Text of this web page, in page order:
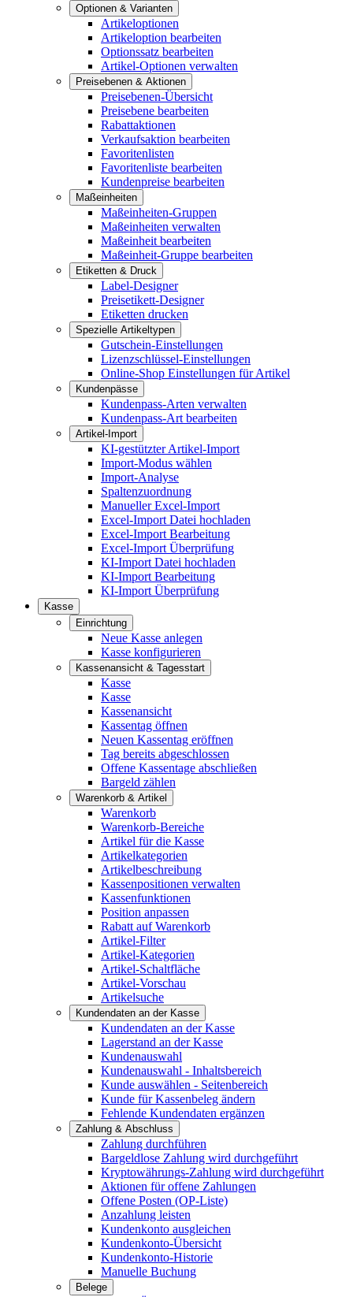
Optionen & Varianten
Artikeloptionen
Artikeloption bearbeiten
Optionssatz bearbeiten
Artikel-Optionen verwalten
Preisebenen & Aktionen
Preisebenen-Übersicht
Preisebene bearbeiten
Rabattaktionen
Verkaufsaktion bearbeiten
Favoritenlisten
Favoritenliste bearbeiten
Kundenpreise bearbeiten
Maßeinheiten
Maßeinheiten-Gruppen
Maßeinheiten verwalten
Maßeinheit bearbeiten
Maßeinheit-Gruppe bearbeiten
Etiketten & Druck
Label-Designer
Preisetikett-Designer
Etiketten drucken
Spezielle Artikeltypen
Gutschein-Einstellungen
Lizenzschlüssel-Einstellungen
Online-Shop Einstellungen für Artikel
Kundenpässe
Kundenpass-Arten verwalten
Kundenpass-Art bearbeiten
Artikel-Import
KI-gestützter Artikel-Import
Import-Modus wählen
Import-Analyse
Spaltenzuordnung
Manueller Excel-Import
Excel-Import Datei hochladen
Excel-Import Bearbeitung
Excel-Import Überprüfung
KI-Import Datei hochladen
KI-Import Bearbeitung
KI-Import Überprüfung
Kasse
Einrichtung
Neue Kasse anlegen
Kasse konfigurieren
Kassenansicht & Tagesstart
Kasse
Kasse
Kassenansicht
Kassentag öffnen
Neuen Kassentag eröffnen
Tag bereits abgeschlossen
Offene Kassentage abschließen
Bargeld zählen
Warenkorb & Artikel
Warenkorb
Warenkorb-Bereiche
Artikel für die Kasse
Artikelkategorien
Artikelbeschreibung
Kassenpositionen verwalten
Kassenfunktionen
Position anpassen
Rabatt auf Warenkorb
Artikel-Filter
Artikel-Kategorien
Artikel-Schaltfläche
Artikel-Vorschau
Artikelsuche
Kundendaten an der Kasse
Kundendaten an der Kasse
Lagerstand an der Kasse
Kundenauswahl
Kundenauswahl - Inhaltsbereich
Kunde auswählen - Seitenbereich
Kunde für Kassenbeleg ändern
Fehlende Kundendaten ergänzen
Zahlung & Abschluss
Zahlung durchführen
Bargeldlose Zahlung wird durchgeführt
Kryptowährungs-Zahlung wird durchgeführt
Aktionen für offene Zahlungen
Offene Posten (OP-Liste)
Anzahlung leisten
Kundenkonto ausgleichen
Kundenkonto-Übersicht
Kundenkonto-Historie
Manuelle Buchung
Belege